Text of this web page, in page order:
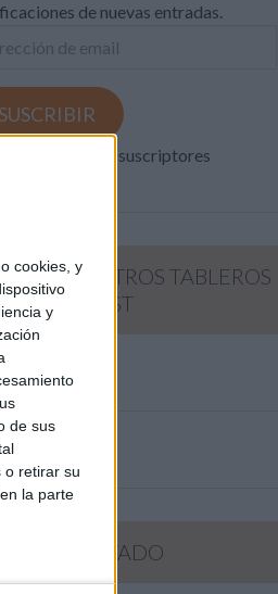
cookies, y
y
de sus
o retirar su
la parte
de nuevas entradas.
SUSCRIBIR
a otros 371K suscriptores
NUESTROS TABLEROS
PINTEREST
LO MÁS VISITADO